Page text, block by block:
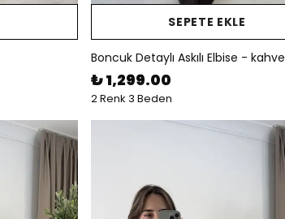
SEPETE EKLE
Boncuk Detaylı Askılı Elbise - kahve
₺ 1,299.00
2 Renk 3 Beden